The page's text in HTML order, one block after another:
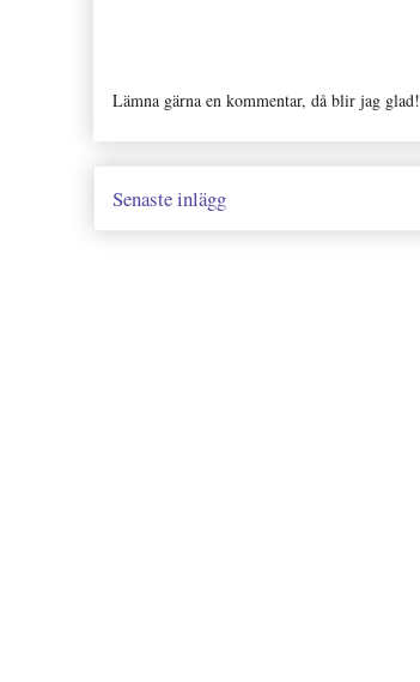
Lämna gärna en kommentar, då blir jag glad!
Senaste inlägg